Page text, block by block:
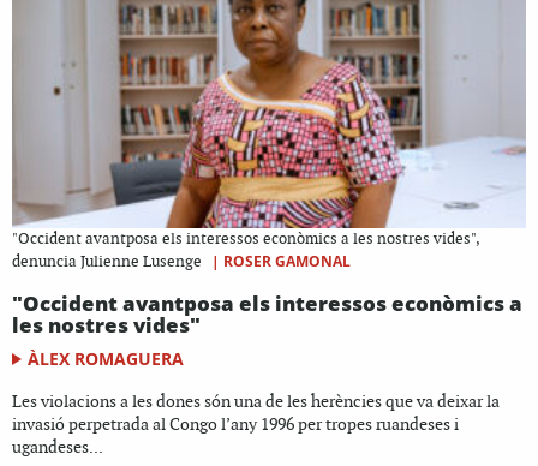
"Occident avantposa els interessos econòmics a les nostres vides",
denuncia Julienne Lusenge
| ROSER GAMONAL
"Occident avantposa els interessos econòmics a
les nostres vides"
ÀLEX ROMAGUERA
Les violacions a les dones són una de les herències que va deixar la
invasió perpetrada al Congo l’any 1996 per tropes ruandeses i
ugandeses...